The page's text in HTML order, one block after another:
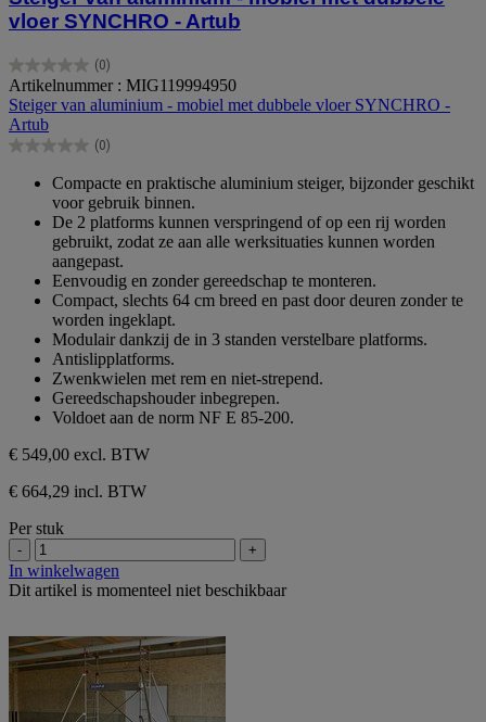
vloer SYNCHRO - Artub
(0)
0.0
van
de
5
sterren.
Artikelnummer : MIG119994950
Steiger van aluminium - mobiel met dubbele vloer SYNCHRO -
Artub
(0)
0.0
sterren.
Compacte en praktische aluminium steiger, bijzonder geschikt
voor gebruik binnen.
De 2 platforms kunnen verspringend of op een rij worden
gebruikt, zodat ze aan alle werksituaties kunnen worden
aangepast.
Eenvoudig en zonder gereedschap te monteren.
Compact, slechts 64 cm breed en past door deuren zonder te
worden ingeklapt.
Modulair dankzij de in 3 standen verstelbare platforms.
Antislipplatforms.
Zwenkwielen met rem en niet-strepend.
Gereedschapshouder inbegrepen.
Voldoet aan de norm NF E 85-200.
€ 549,00 excl. BTW
€ 664,29 incl. BTW
Per stuk
- +
In winkelwagen
Dit artikel is momenteel niet beschikbaar